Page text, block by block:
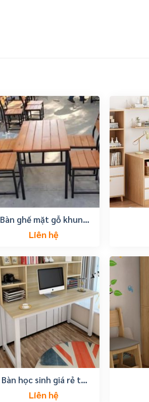
Bàn ghế mặt gỗ khung
sắt
Liên hệ
Bàn học sinh giá rẻ tp
vũng tàu
Liên hệ